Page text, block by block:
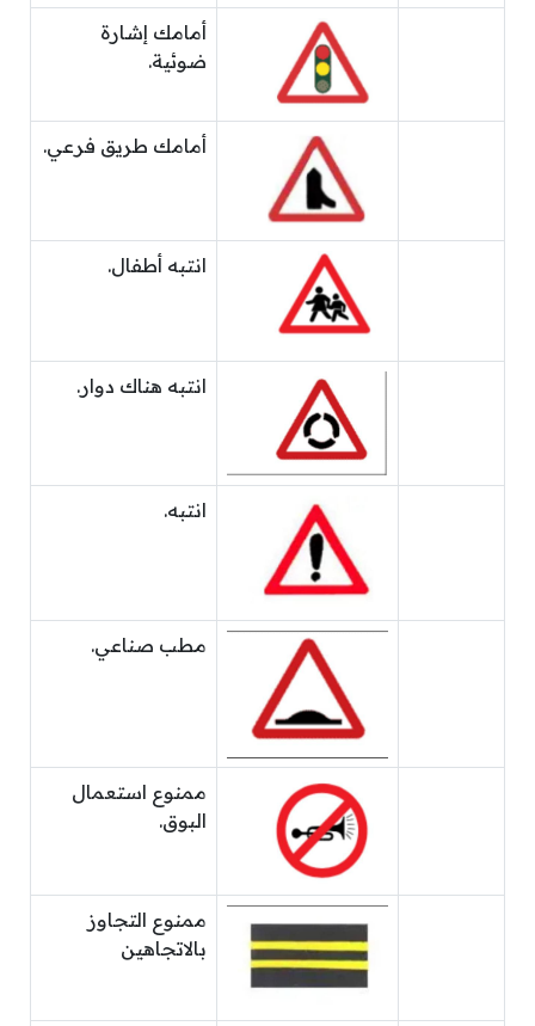
أمامك إشارة
ضوئية.
أمامك طريق فرعي.
انتبه أطفال.
انتبه هناك دوار.
انتبه.
مطب صناعي.
ممنوع استعمال
البوق.
ممنوع التجاوز
بالاتجاهين